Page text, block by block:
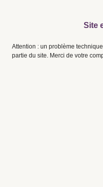
Site
Attention : un problème
partie du site. Merci de votre